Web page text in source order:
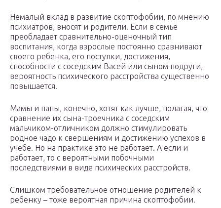
Немалый вклад в развитие скоптофобии, по мнению
психиатров, вносят и родители. Если в семье
преобладает сравнительно-оценочный тип
воспитания, когда взрослые постоянно сравнивают
своего ребенка, его поступки, достижения,
способности с соседским Васей или сыном подруги,
вероятность психического расстройства существенно
повышается.
Мамы и папы, конечно, хотят как лучше, полагая, что
сравнение их сына-троечника с соседским
мальчиком-отличником должно стимулировать
родное чадо к свершениям и достижению успехов в
учебе. Но на практике это не работает. А если и
работает, то с вероятными побочными
последствиями в виде психических расстройств.
Слишком требовательное отношение родителей к
ребенку – тоже вероятная причина скоптофобии.